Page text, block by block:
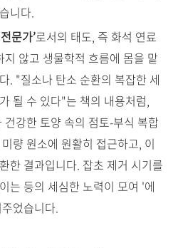
니다.
문가’로서의 태도, 즉 화석 연료
않고 생물학적 흐름에 몸을 맡
. "질소나 탄소 순환의 복잡한 세
될 수 있다"는 책의 내용처럼,
강한 토양 속의 점토-부식 복합
량 원소에 원활히 접근하고, 이
한 결과입니다. 잡초 제거 시기를
는 등의 세심한 노력이 모여 '에
었습니다.